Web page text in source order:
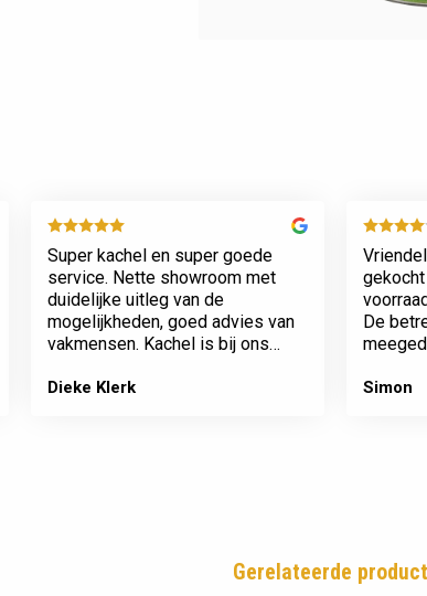
Super kachel en super goede
service. Nette showroom met
duidelijke uitleg van de
mogelijkheden, goed advies van
vakmensen. Kachel is bij ons
het rookkanaal. Plaatsing en
Dieke Klerk
De
Simon
Gerelateerde